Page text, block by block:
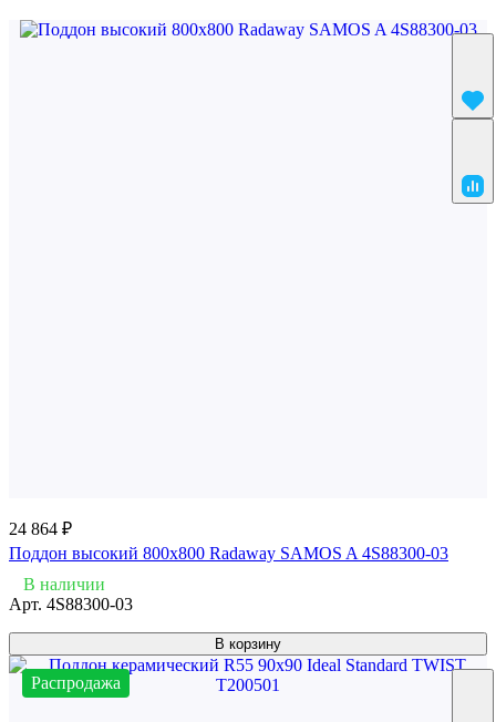
24 864 ₽
Поддон высокий 800x800 Radaway SAMOS A 4S88300-03
В наличии
Арт. 4S88300-03
В корзину
Распродажа